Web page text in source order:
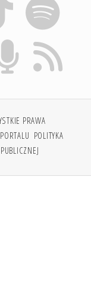
PRAWA
POLITYKA